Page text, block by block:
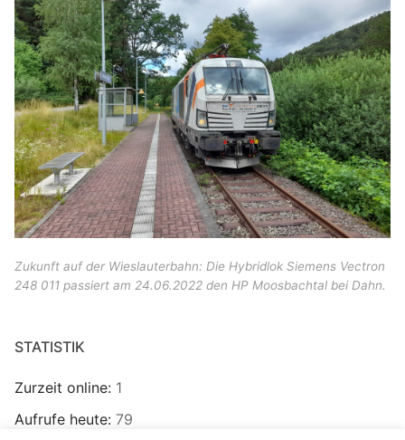
Zukunft auf der Wieslauterbahn: Die Hybridlok Siemens Vectron
248 011 passiert am 24.06.2022 den HP Moosbachtal bei Dahn.
STATISTIK
Zurzeit online: 1
Aufrufe heute: 79